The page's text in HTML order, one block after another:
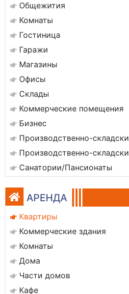
Общежития
Комнаты
Гостиница
Гаражи
Магазины
Офисы
Склады
Коммерческие помещения
Бизнес
Производственно-
Производственно-
Санатории/Пансионаты
АРЕНДА
Квартиры
Коммерческие здания
Комнаты
Дома
Части домов
Кафе